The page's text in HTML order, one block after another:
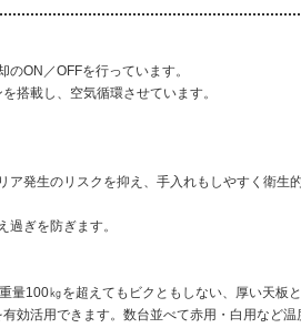
ON／OFFを行っています。
搭載し、空気循環させています。
発生のリスクを抑え、手入れもしやすく衛生的
ぎを防ぎます。
量100㎏を超えてもビクともしない、厚い天板
効活用できます。数台並べて赤用・白用など温